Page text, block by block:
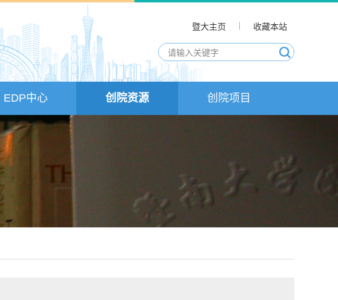
暨大主页 收藏本站
EDP中心 创院资源 创院项目